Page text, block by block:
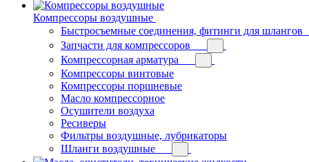
Компрессоры воздушные
Быстросъемные соединения, фитинги для шлангов
Запчасти для компрессоров
Компрессорная арматура
Компрессоры винтовые
Компрессоры поршневые
Масло компрессорное
Осушители воздуха
Ресиверы
Фильтры воздушные, лубрикаторы
Шланги воздушные